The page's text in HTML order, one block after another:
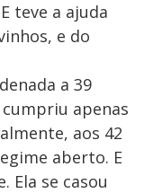
teve a ajuda
e do
a 39
apenas
aos 42
aberto. E
Ela se casou